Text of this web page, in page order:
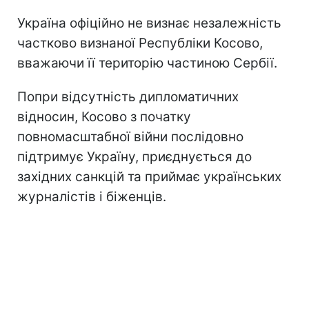
Україна офіційно не визнає незалежність
частково визнаної Республіки Косово,
вважаючи її територію частиною Сербії.
Попри відсутність дипломатичних
відносин, Косово з початку
повномасштабної війни послідовно
підтримує Україну, приєднується до
західних санкцій та приймає українських
журналістів і біженців.